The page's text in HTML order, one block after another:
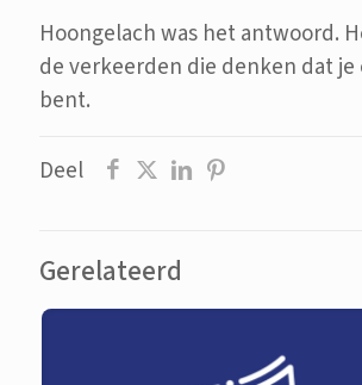
Hoongelach was het antwoord.
de verkeerden die denken dat je
bent.
Deel
Gerelateerd